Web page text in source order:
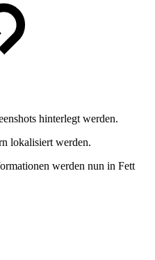
hinterlegt werden.
lokalisiert werden.
werden nun in Fett